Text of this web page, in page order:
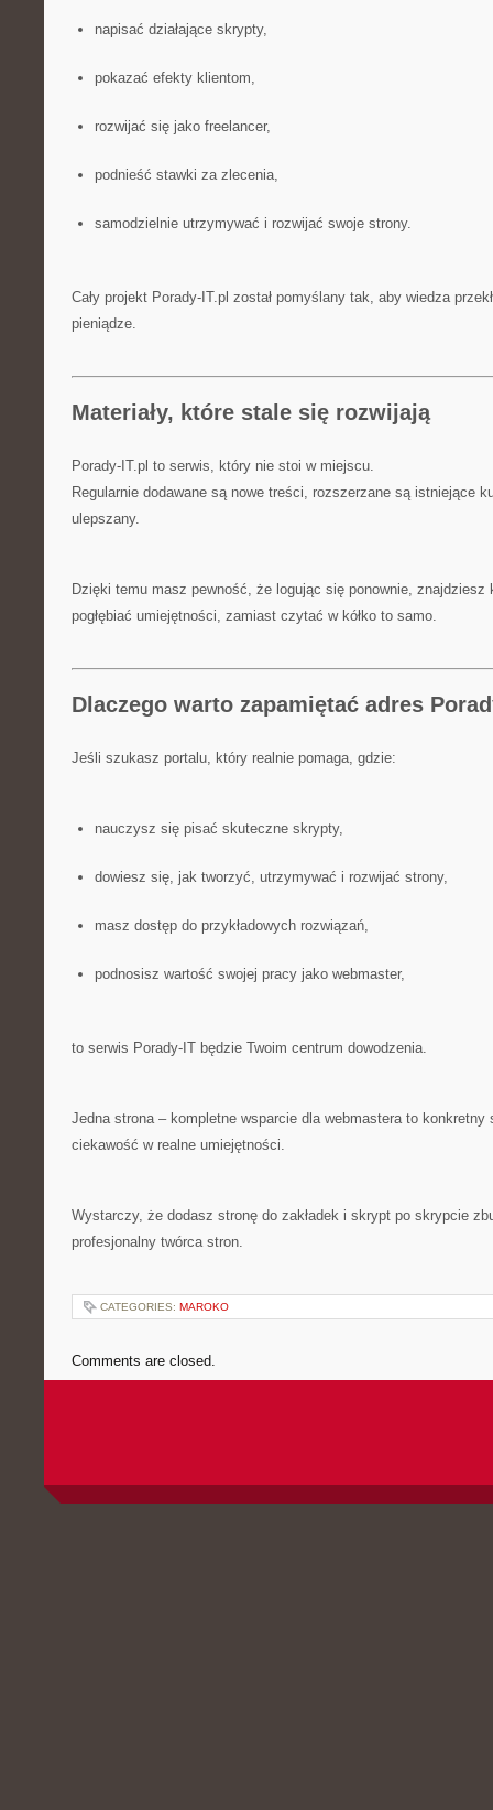
napisać działające skrypty,
pokazać efekty klientom,
rozwijać się jako freelancer,
podnieść stawki za zlecenia,
samodzielnie utrzymywać i rozwijać swoje strony.
Cały projekt Porady-IT.pl został pomyślany tak, aby wiedza
pieniądze.
Materiały, które stale się rozwijają
Porady-IT.pl to serwis, który nie stoi w miejscu.
Regularnie dodawane są nowe treści, rozszerzane są istniejące
ulepszany.
Dzięki temu masz pewność, że logując się ponownie, znajdziesz
pogłębiać umiejętności, zamiast czytać w kółko to samo.
Dlaczego warto zapamiętać adres
Jeśli szukasz portalu, który realnie pomaga, gdzie:
nauczysz się pisać skuteczne skrypty,
dowiesz się, jak tworzyć, utrzymywać i rozwijać strony,
masz dostęp do przykładowych rozwiązań,
podnosisz wartość swojej pracy jako webmaster,
to serwis Porady-IT będzie Twoim centrum dowodzenia.
Jedna strona – kompletne wsparcie dla webmastera to
ciekawość w realne umiejętności.
Wystarczy, że dodasz stronę do zakładek i skrypt po skrypcie
profesjonalny twórca stron.
CATEGORIES: MAROKO
Comments are closed.